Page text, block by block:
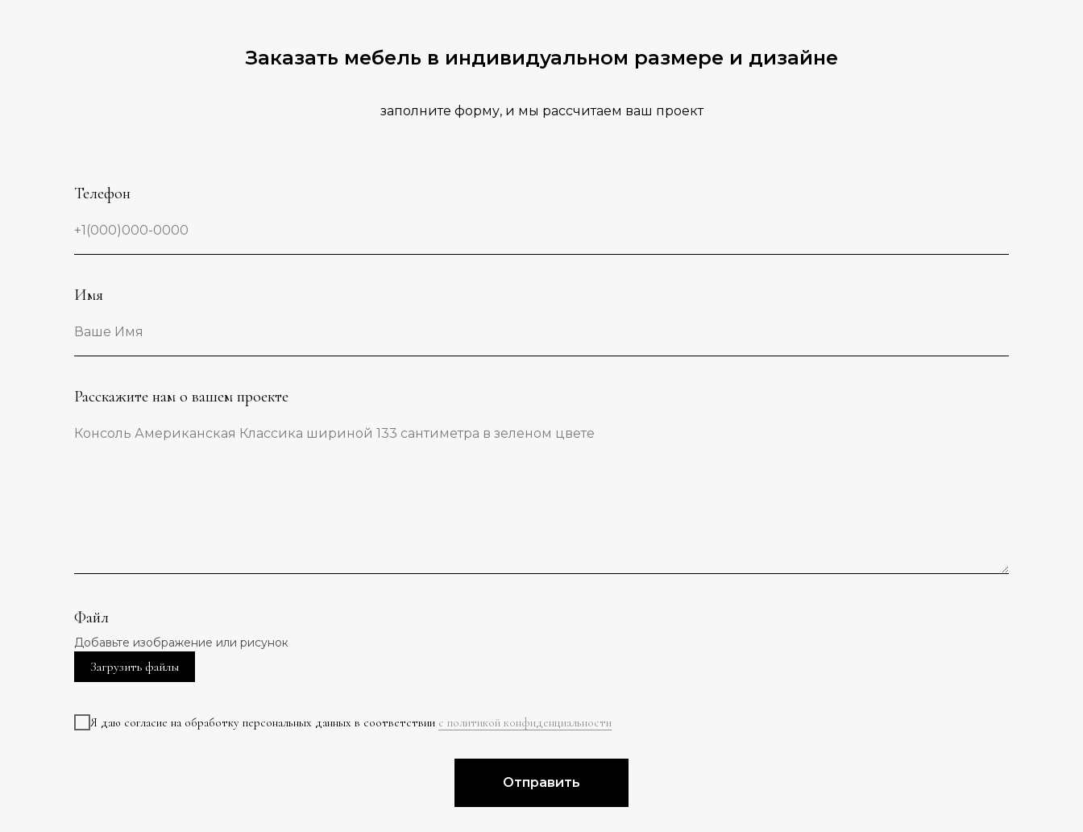
Заказать мебель в индивидуальном размере и дизайне
заполните форму, и мы рассчитаем ваш проект
Телефон
+1(000)000-0000
Имя
Ваше Имя
Расскажите нам о вашем проекте
Консоль Американская Классика шириной 133 сантиметра в зеленом цвете
Файл
Добавьте изображение или рисунок
Загрузить файлы
Я даю согласие на обработку персональных данных в соответствии с политикой конфиденциальности
Отправить